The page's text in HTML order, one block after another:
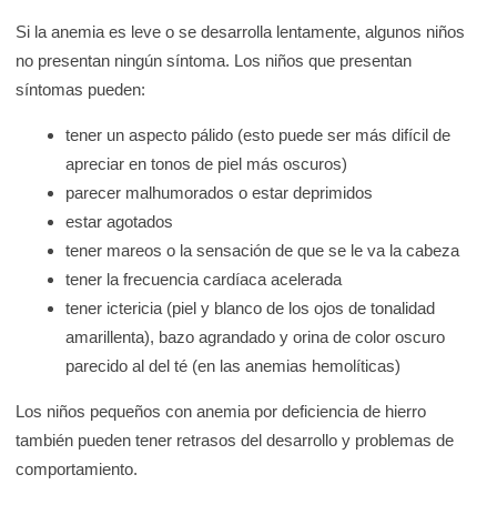
Si la anemia es leve o se desarrolla lentamente, algunos niños
no presentan ningún síntoma. Los niños que presentan
síntomas pueden:
tener un aspecto pálido (esto puede ser más difícil de
apreciar en tonos de piel más oscuros)
parecer malhumorados o estar deprimidos
estar agotados
tener mareos o la sensación de que se le va la cabeza
tener la frecuencia cardíaca acelerada
tener ictericia (piel y blanco de los ojos de tonalidad
amarillenta), bazo agrandado y orina de color oscuro
parecido al del té (en las anemias hemolíticas)
Los niños pequeños con anemia por deficiencia de hierro
también pueden tener retrasos del desarrollo y problemas de
comportamiento.